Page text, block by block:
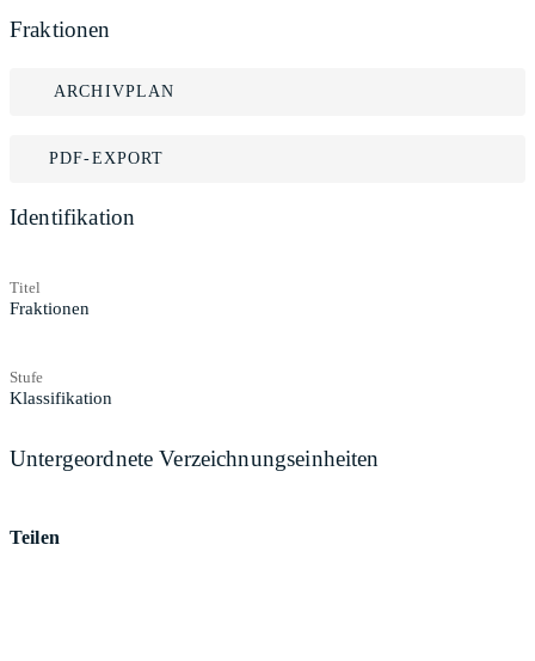
Fraktionen
ARCHIVPLAN
PDF-EXPORT
Identifikation
Titel
Fraktionen
Stufe
Klassifikation
Untergeordnete Verzeichnungseinheiten
Teilen